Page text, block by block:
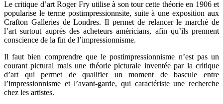
Le critique d’art Roger Fry utilise à son tour cette théorie en 1906 et
popularise le terme postimpressionnsite, suite à une exposition aux
Crafton Galleries de Londres. Il permet de relancer le marché de
l’art surtout auprès des acheteurs américians, afin qu’ils prennent
conscience de la fin de l’impressionnisme.
Il faut bien comprendre que le postimpressionnisme n’est pas un
courant pictural mais une théorie picturale inventée par la critique
d’art qui permet de qualifier un moment de bascule entre
l’impressionnisme et l’avant-garde, qui caractériste une recherche
chez les artistes.